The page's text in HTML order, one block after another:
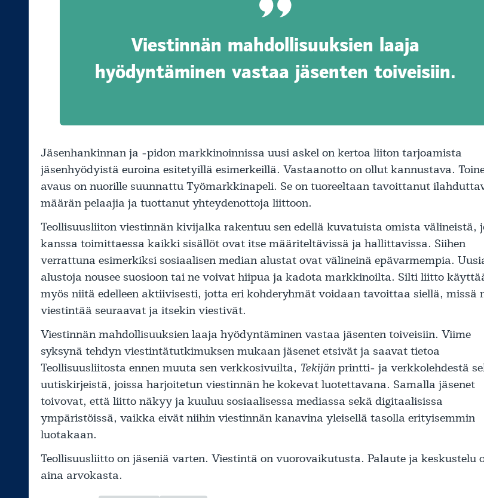
Viestinnän mahdollisuuksien laaja
hyödyntäminen vastaa jäsenten toiveisiin.
Jäsenhankinnan ja -pidon markkinoinnissa uusi askel on kertoa liiton tarjoamista
jäsenhyödyistä euroina esitetyillä esimerkeillä. Vastaanotto on ollut kannustava.
avaus on nuorille suunnattu Työmarkkinapeli. Se on tuoreeltaan tavoittanut
määrän pelaajia ja tuottanut yhteydenottoja liittoon.
Teollisuusliiton viestinnän kivijalka rakentuu sen edellä kuvatuista omista välineistä,
kanssa toimittaessa kaikki sisällöt ovat itse määriteltävissä ja hallittavissa. Siihen
verrattuna esimerkiksi sosiaalisen median alustat ovat välineinä epävarmempia.
alustoja nousee suosioon tai ne voivat hiipua ja kadota markkinoilta. Silti liitto
myös niitä edelleen aktiivisesti, jotta eri kohderyhmät voidaan tavoittaa siellä, missä
viestintää seuraavat ja itsekin viestivät.
Viestinnän mahdollisuuksien laaja hyödyntäminen vastaa jäsenten toiveisiin. Viime
syksynä tehdyn viestintätutkimuksen mukaan jäsenet etsivät ja saavat tietoa
Teollisuusliitosta ennen muuta sen verkkosivuilta, Tekijän printti- ja verkkolehdestä
uutiskirjeistä, joissa harjoitetun viestinnän he kokevat luotettavana. Samalla jäsenet
toivovat, että liitto näkyy ja kuuluu sosiaalisessa mediassa sekä digitaalisissa
ympäristöissä, vaikka eivät niihin viestinnän kanavina yleisellä tasolla erityisemmin
luotakaan.
Teollisuusliitto on jäseniä varten. Viestintä on vuorovaikutusta. Palaute ja keskustelu
aina arvokasta.